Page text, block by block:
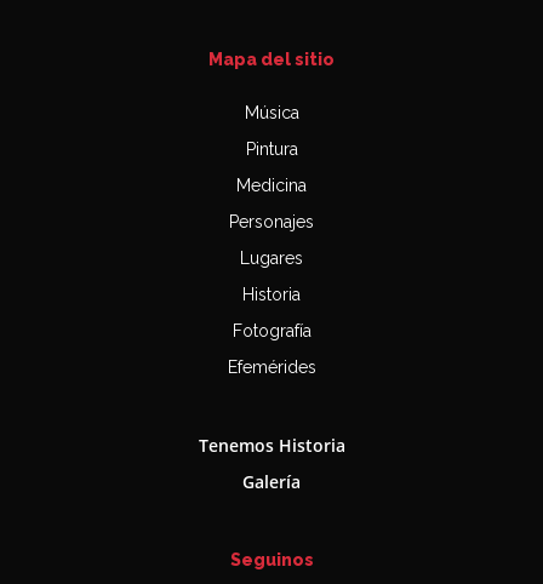
Mapa del sitio
Música
Pintura
Medicina
Personajes
Lugares
Historia
Fotografía
Efemérides
Tenemos Historia
Galería
Seguinos